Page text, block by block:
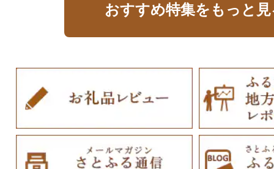
おすすめ特集をもっと